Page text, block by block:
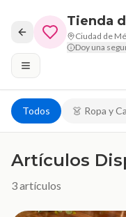
Tienda
Ciudad de
Doy una
Todos 👗 Ropa y
Artículos
3artículos